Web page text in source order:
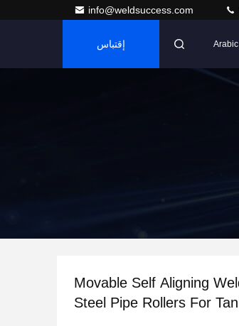
info@weldsuccess.com
Arabic إقتباس
Movable Self Aligning
Steel Pipe Rollers For